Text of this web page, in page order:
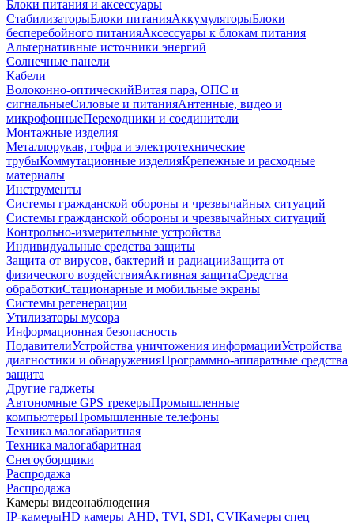
Блоки питания и аксессуары
СтабилизаторыБлоки питанияАккумуляторыБлоки
бесперебойного питанияАксессуары к блокам питания
Альтернативные источники энергий
Солнечные панели
Кабели
Волоконно-оптическийВитая пара, ОПС и
сигнальныеСиловые и питанияАнтенные, видео и
микрофонныеПереходники и соединители
Монтажные изделия
Металлорукав, гофра и электротехнические
трубыКоммутационные изделияКрепежные и расходные
материалы
Инструменты
Системы гражданской обороны и чрезвычайных ситуаций
Системы гражданской обороны и чрезвычайных ситуаций
Контрольно-измерительные устройства
Индивидуальные средства защиты
Защита от вирусов, бактерий и радиацииЗащита от
физического воздействияАктивная защитаСредства
обработкиСтационарные и мобильные экраны
Системы регенерации
Утилизаторы мусора
Информационная безопасность
ПодавителиУстройства уничтожения информацииУстройства
диагностики и обнаруженияПрограммно-аппаратные средства
защита
Другие гаджеты
Автономные GPS трекерыПромышленные
компьютерыПромышленные телефоны
Техника малогабаритная
Техника малогабаритная
Снегоуборщики
Распродажа
Распродажа
Камеры видеонаблюдения
IP-камерыHD камеры AHD, TVI, SDI, CVIКамеры спец